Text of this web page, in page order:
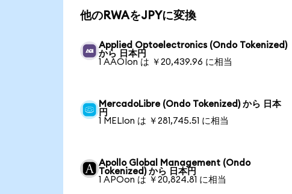
他のRWAをJPYに変換
Applied Optoelectronics (Ondo Tokenized)
から 日本円
1 AAOIon は ￥20,439.96 に相当
MercadoLibre (Ondo Tokenized) から 日本
円
1 MELIon は ￥281,745.51 に相当
Apollo Global Management (Ondo
Tokenized) から 日本円
1 APOon は ￥20,824.81 に相当